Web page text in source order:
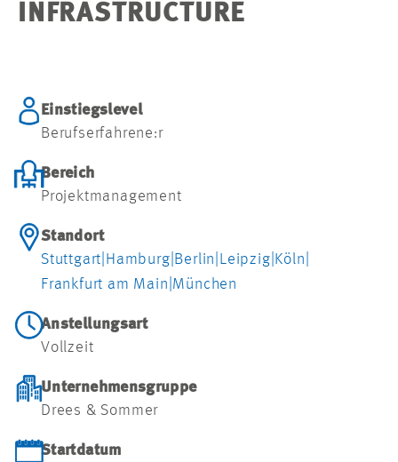
INFRASTRUCTURE
Einstiegslevel
Berufserfahrene:r
Bereich
Projektmanagement
Standort
Stuttgart Hamburg Berlin Leipzig Köln
Frankfurt am Main München
Anstellungsart
Vollzeit
Unternehmensgruppe
Drees & Sommer
Startdatum